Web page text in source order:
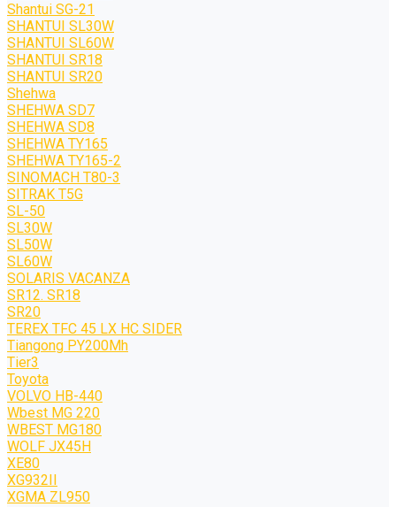
Shantui SG-21
SHANTUI SL30W
SHANTUI SL60W
SHANTUI SR18
SHANTUI SR20
Shehwa
SHEHWA SD7
SHEHWA SD8
SHEHWA TY165
SHEHWA TY165-2
SINOMACH T80-3
SITRAK T5G
SL-50
SL30W
SL50W
SL60W
SOLARIS VACANZA
SR12. SR18
SR20
TEREX TFC 45 LX HC SIDER
Tiangong PY200Mh
Tier3
Toyota
VOLVO HB-440
Wbest MG 220
WBEST MG180
WOLF JХ45H
XE80
XG932II
XGMA ZL950